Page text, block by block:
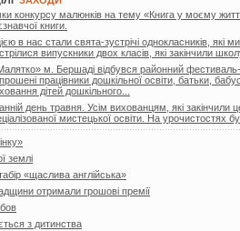
конкурсу малюнків на тему «Книга у моєму
книги.
в нас стали свята-зустрічі однокласників, які
випускники двох класів, які закінчили
м. Бершаді відбувся районний
працівники дошкільної освіти, батьки,
дітей дошкільного...
день травня. Усім вихованцям, які
мистецької освіти. На урочистостях
землі
«щаслива англійська»
отримали грошові премії
з дитинства